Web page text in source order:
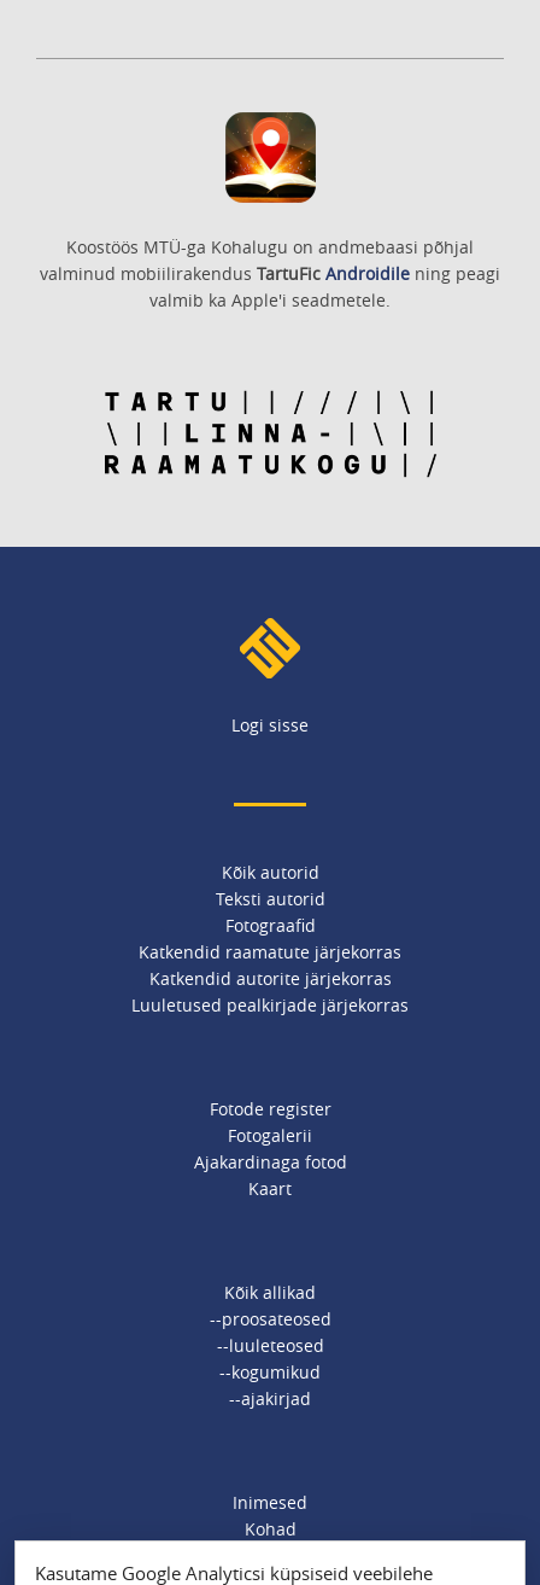
Koostöös MTÜ-ga Kohalugu on andmebaasi põhjal
valminud mobiilirakendus TartuFic Androidile ning peagi
valmib ka Apple'i seadmetele.
Logi sisse
Kõik autorid
Teksti autorid
Fotograafid
Katkendid raamatute järjekorras
Katkendid autorite järjekorras
Luuletused pealkirjade järjekorras
Fotode register
Fotogalerii
Ajakardinaga fotod
Kaart
Kõik allikad
--proosateosed
--luuleteosed
--kogumikud
--ajakirjad
Inimesed
Kohad
Kasutame Google Analyticsi küpsiseid veebilehe